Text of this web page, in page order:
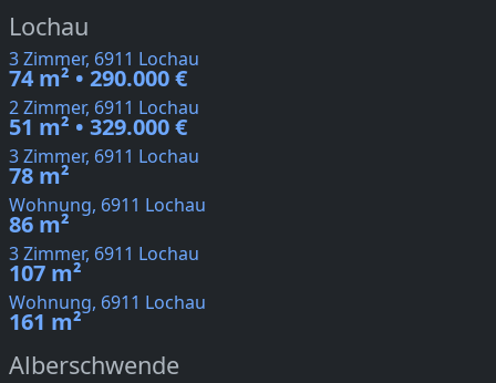
Lochau
3 Zimmer, 6911 Lochau
74 m² • 290.000 €
2 Zimmer, 6911 Lochau
51 m² • 329.000 €
3 Zimmer, 6911 Lochau
78 m²
Wohnung, 6911 Lochau
86 m²
3 Zimmer, 6911 Lochau
107 m²
Wohnung, 6911 Lochau
161 m²
Alberschwende